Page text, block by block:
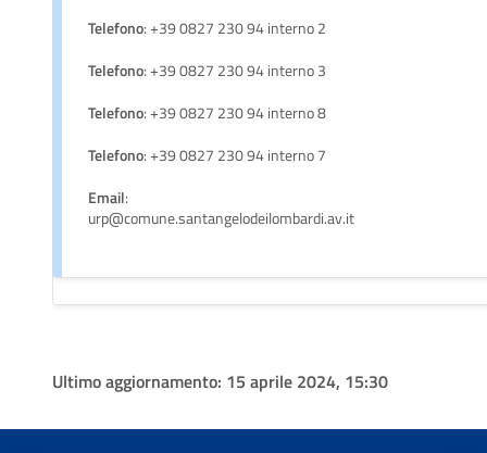
Telefono: +39 0827 230 94 interno 2
Telefono: +39 0827 230 94 interno 3
Telefono: +39 0827 230 94 interno 8
Telefono: +39 0827 230 94 interno 7
Email:
urp@comune.santangelodeilombardi.av.it
Ultimo aggiornamento: 15 aprile 2024, 15:30